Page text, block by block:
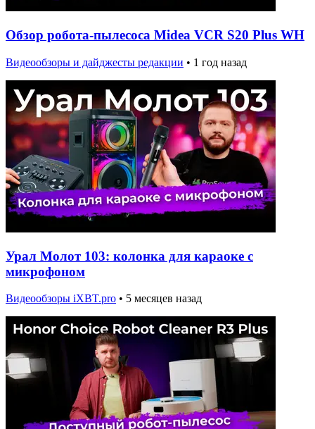
Обзор робота-пылесоса Midea VCR S20 Plus WH
Видеообзоры и дайджесты редакции • 1 год назад
Урал Молот 103: колонка для караоке с
микрофоном
Видеообзоры iXBT.pro • 5 месяцев назад